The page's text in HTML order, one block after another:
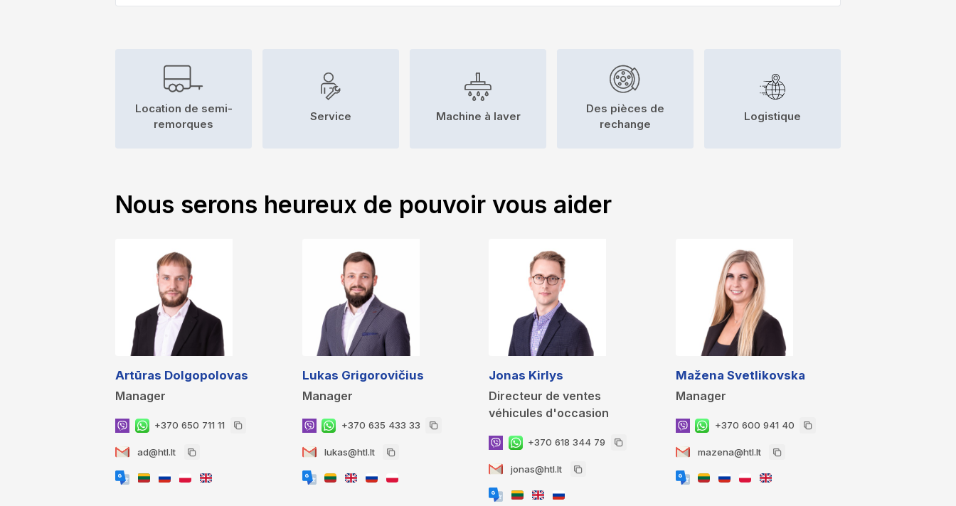
Location de semi-
remorques
Service Machine à laver
Des pièces de
rechange
Logistique
Nous serons heureux de pouvoir vous aider
Artūras Dolgopolovas
Manager
+370 650 711 11
ad@htl.lt
Lukas Grigorovičius
Manager
+370 635 433 33
lukas@htl.lt
Jonas Kirlys
Directeur de ventes
véhicules d'occasion
+370 618 344 79
jonas@htl.lt
Mažena Svetlikovska
Manager
+370 600 941 40
mazena@htl.lt